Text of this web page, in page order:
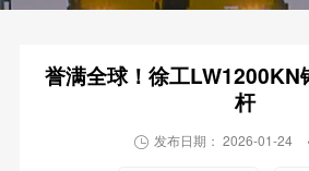
誉满全球！徐工LW1200KN
杆
 发布日期： 2026-01-24